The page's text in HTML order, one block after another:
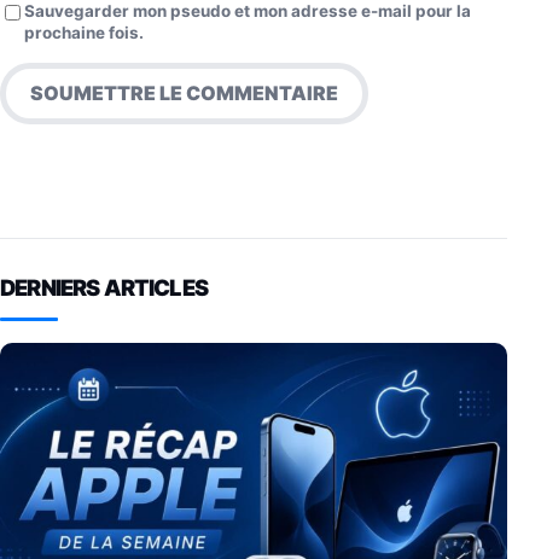
Sauvegarder mon pseudo et mon adresse e-mail pour la
prochaine fois.
DERNIERS ARTICLES